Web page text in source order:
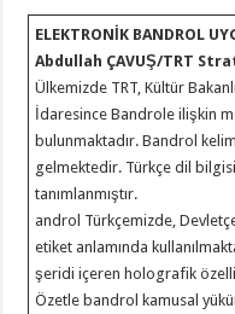
ELEKTRONİK BANDROL
Abdullah ÇAVUŞ/TRT
Ülkemizde TRT, Kültür
İdaresince Bandrole ilişkin
bulunmaktadır. Bandrol
gelmektedir. Türkçe dil
tanımlanmıştır.
androl Türkçemizde,
etiket anlamında
şeridi içeren holografik
Özetle bandrol kamusal